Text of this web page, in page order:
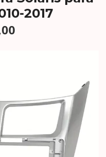
2017